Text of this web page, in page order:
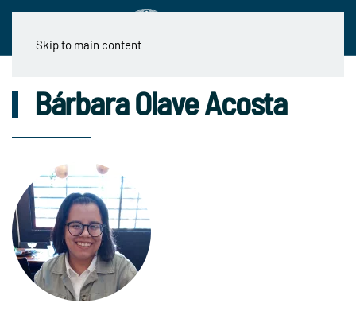
Skip to main content
Bárbara Olave Acosta